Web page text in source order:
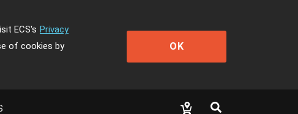
ECS's Privacy
of cookies by
OK